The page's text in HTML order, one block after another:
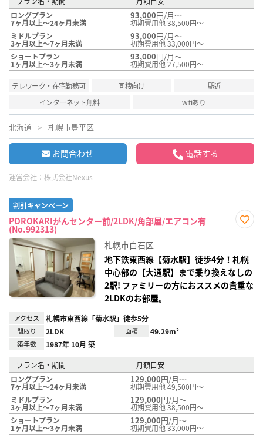
ロングプラン
7ヶ月以上～24ヶ月未満
93,000円/月～
初期費用他 38,500円～
ミドルプラン
3ヶ月以上～7ヶ月未満
93,000円/月～
初期費用他 33,000円～
ショートプラン
1ヶ月以上～3ヶ月未満
93,000円/月～
初期費用他 27,500円～
テレワーク・在宅勤務可 同棲向け
駅近
インターネット無料
wifiあり
北海道 札幌市豊平区
お問合わせ 電話する
運営会社： 株式会社Nexus
割引キャンペーン
POROKARIがんセンター前/2LDK/角部屋/エアコン有
(No.992313)
録
札幌市白石区
地下鉄東西線【菊水駅】徒歩4分！札幌
中心部の【大通駅】まで乗り換えなしの
2駅! ファミリーの方におススメの貴重な
2LDKのお部屋。
アクセス 札幌市東西線「菊水駅」徒歩5分
間取り 2LDK 面積 49.29m²
築年数 1987年 10月 築
プラン名・期間
月額目安
ロングプラン
7ヶ月以上～24ヶ月未満
129,000円/月～
初期費用他 49,500円～
ミドルプラン
3ヶ月以上～7ヶ月未満
129,000円/月～
初期費用他 38,500円～
ショートプラン
1ヶ月以上～3ヶ月未満
129,000円/月～
初期費用他 33,000円～